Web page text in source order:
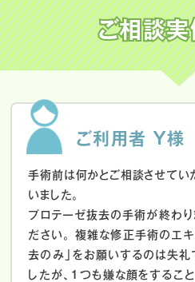
ご相談
ご利用者 Y様
手術前は何かとご相談させてい
いました。
プロテーゼ抜去の手術が終わ
ださい。
複雑な修正手術のエキ
去のみ」をお願いするのは失
したが、１つも嫌な顔をするこ